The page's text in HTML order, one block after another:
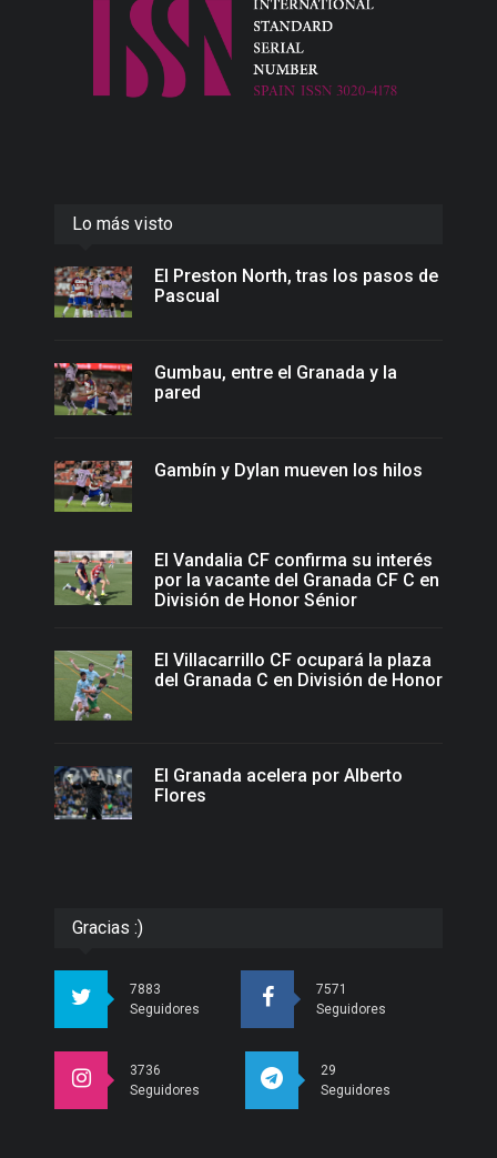
Lo más visto
El Preston North, tras los pasos de
Pascual
Gumbau, entre el Granada y la
pared
Gambín y Dylan mueven los hilos
El Vandalia CF confirma su interés
por la vacante del Granada CF C en
División de Honor Sénior
El Villacarrillo CF ocupará la plaza
del Granada C en División de Honor
El Granada acelera por Alberto
Flores
Gracias :)
7883
Seguidores
7571
Seguidores
3736
Seguidores
29
Seguidores